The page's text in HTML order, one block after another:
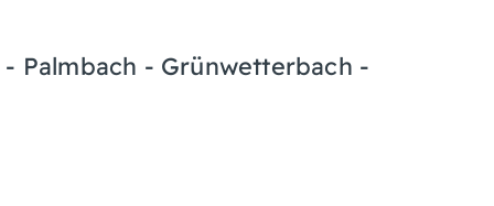
Palmbach - Grünwetterbach -